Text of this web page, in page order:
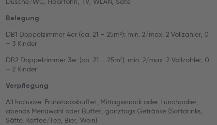
Belegung
DB1 Doppelzimmer 4er (ca. 21 – 25m²): min. 2/max. 2 Vollzahler, 0
– 3 Kinder
DB2 Doppelzimmer 3er (ca. 21 – 25m²): min. 2/max. 2 Vollzahler, 0
– 2 Kinder
Verpflegung
All Inclusive: Frühstücksbuffet, Mittagssnack oder Lunchpaket,
abends Menüwahl oder Buffet, ganztags Getränke (Softdrinks,
Säfte, Kaffee/Tee, Bier, Wein)